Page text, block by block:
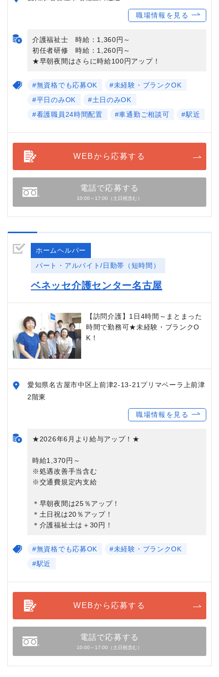
職場情報を見る
介護福祉士 時給：1,360円～
初任者研修 時給：1,260円～
★早朝夜間はさらに時給100円アップ！
#無資格でも応募OK
#未経験・ブランクOK
#平日のみOK
#土日のみOK
#看護職員24時間配置
#車通勤ご相談可 #駅近
WEBから応募する
電話で応募する
10:00～17:00（土日祝含む）
ホームヘルパー
パート・アルバイト/日勤帯（短時間）
ベネッセ介護センター名古屋
【訪問介護】1日4時間～まとまった
時間で勤務可★未経験・ブランクO
K！
愛知県名古屋市中区上前津2-13-21プリマベーラ上前津
2階東
職場情報を見る
★2026年6月より給与アップ！★
時給1,370円～
※処遇改善手当含む
※交通費規定内支給
＊早朝夜間は25％アップ！
＊土日祝は20％アップ！
＊介護福祉士は＋30円！
#無資格でも応募OK
#未経験・ブランクOK
#駅近
WEBから応募する
電話で応募する
10:00～17:00（土日祝含む）